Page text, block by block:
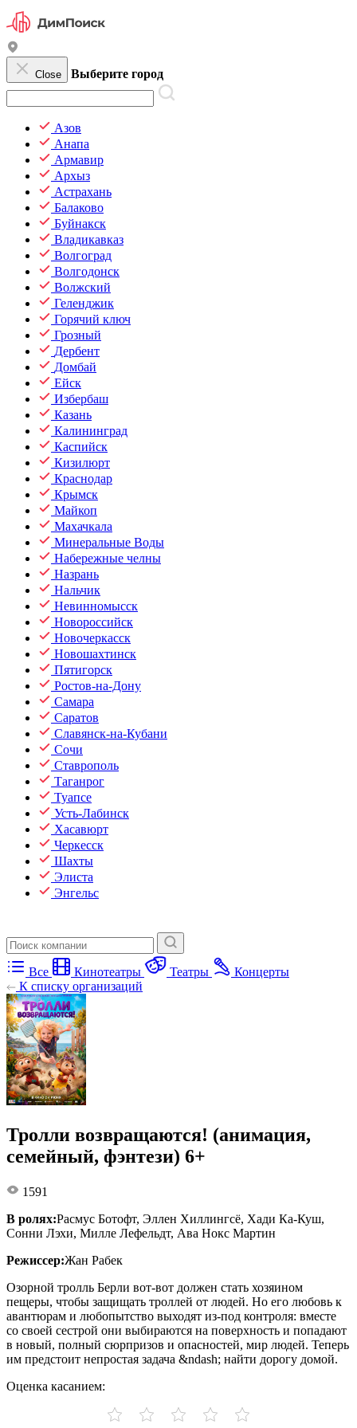
Close Выберите город
Азов
Анапа
Армавир
Архыз
Астрахань
Балаково
Буйнакск
Владикавказ
Волгоград
Волгодонск
Волжский
Геленджик
Горячий ключ
Грозный
Дербент
Домбай
Ейск
Избербаш
Казань
Калининград
Каспийск
Кизилюрт
Краснодар
Крымск
Майкоп
Махачкала
Минеральные Воды
Набережные челны
Назрань
Нальчик
Невинномысск
Новороссийск
Новочеркасск
Новошахтинск
Пятигорск
Ростов-на-Дону
Самара
Саратов
Славянск-на-Кубани
Сочи
Ставрополь
Таганрог
Туапсе
Усть-Лабинск
Хасавюрт
Черкесск
Шахты
Элиста
Энгельс
Все Кинотеатры Театры
Концерты
К списку организаций
Тролли возвращаются! (анимация,
семейный, фэнтези) 6+
1591
В ролях:Расмус Ботофт, Эллен Хиллингсё, Хади Ка-Куш,
Сонни Лэхи, Милле Лефельдт, Ава Нокс Мартин
Режиссер:Жан Рабек
Озорной тролль Берли вот-вот должен стать хозяином
пещеры, чтобы защищать троллей от людей. Но его любовь к
авантюрам и любопытство выходят из-под контроля: вместе
со своей сестрой они выбираются на поверхность и попадают
в новый, полный сюрпризов и опасностей, мир людей. Теперь
им предстоит непростая задача &ndash; найти дорогу домой.
Оценка касанием: